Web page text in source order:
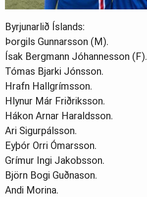
Byrjunarlið Íslands:
Þorgils Gunnarsson (M).
Ísak Bergmann Jóhannesson (F).
Tómas Bjarki Jónsson.
Hrafn Hallgrímsson.
Hlynur Már Friðriksson.
Hákon Arnar Haraldsson.
Ari Sigurpálsson.
Eyþór Orri Ómarsson.
Grímur Ingi Jakobsson.
Björn Bogi Guðnason.
Andi Morina.